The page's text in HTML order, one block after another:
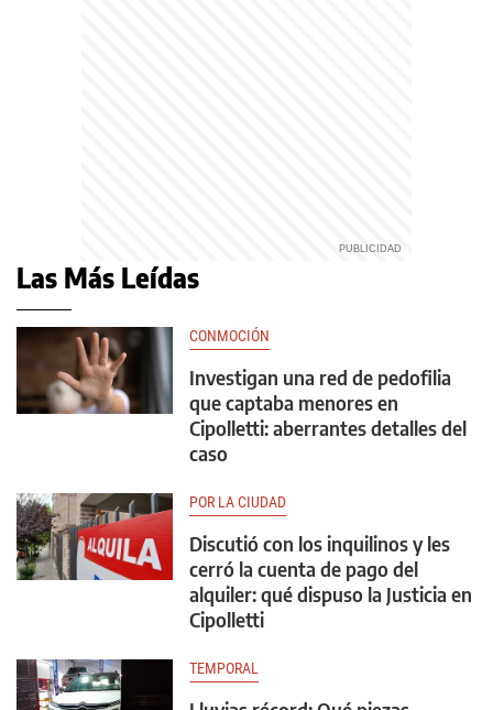
Las Más Leídas
CONMOCIÓN
Investigan una red de pedofilia
que captaba menores en
Cipolletti: aberrantes detalles del
caso
POR LA CIUDAD
Discutió con los inquilinos y les
cerró la cuenta de pago del
alquiler: qué dispuso la Justicia en
Cipolletti
TEMPORAL